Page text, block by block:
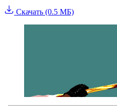
Скачать (0.5 МБ)